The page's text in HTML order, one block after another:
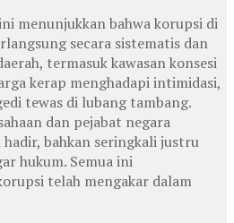
menunjukkan bahwa korupsi di
secara sistematis dan
termasuk kawasan konsesi
kerap menghadapi intimidasi,
tewas di lubang tambang.
dan pejabat negara
bahkan seringkali justru
hukum. Semua ini
telah mengakar dalam